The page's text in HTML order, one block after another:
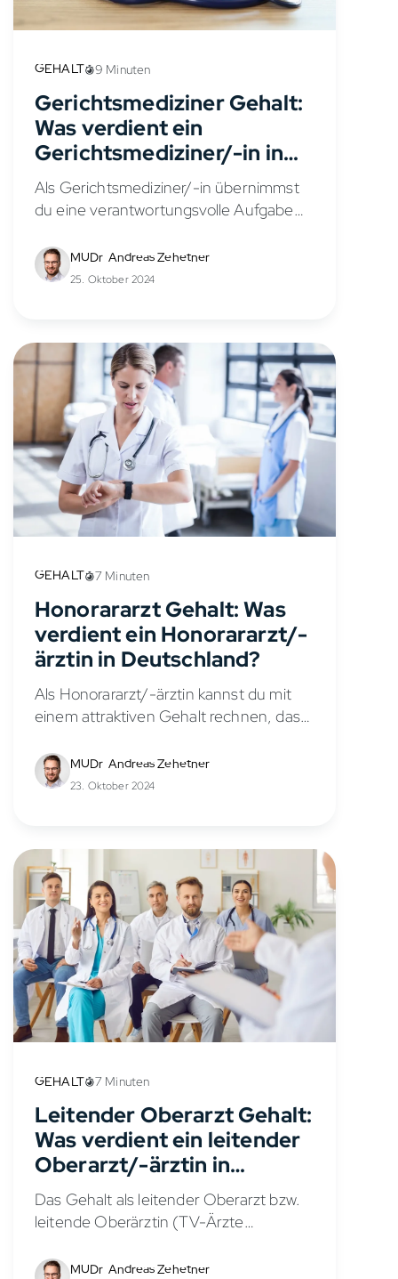
GEHALT 9 Minuten
Gerichtsmediziner Gehalt:
Was verdient ein
Gerichtsmediziner/-in in
Deutschland?
Als Gerichtsmediziner/-in übernimmst
du eine verantwortungsvolle Aufgabe
Verbrechen. Du führst
Leichenschauen, rechtsmedizinische
Befunde und erstellst Gutachten.
Auch...
MUDr. Andreas Zehetner
25. Oktober 2024
GEHALT 7 Minuten
Honorararzt Gehalt: Was
verdient ein Honorararzt/-
ärztin in Deutschland?
Als Honorararzt/-ärztin kannst du mit
einem attraktiven Gehalt rechnen, das
festangestellter Mediziner/-innen liegt.
Viele Ärztinnen und Ärzte in
MUDr. Andreas Zehetner
23. Oktober 2024
GEHALT 7 Minuten
Leitender Oberarzt Gehalt:
Was verdient ein leitender
Oberarzt/-ärztin in
Deutschland?
Das Gehalt als leitender Oberarzt bzw.
leitende Oberärztin (TV-Ärzte
Jahr tariflich bei rund 10.900 € brutto
MUDr. Andreas Zehetner